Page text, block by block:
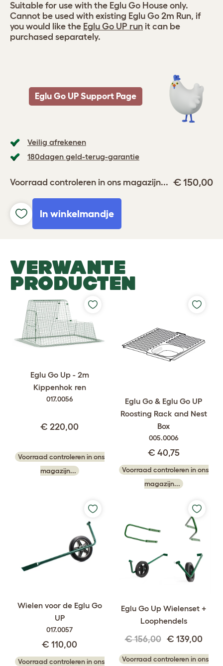
Veilig afrekenen
180dagen geld-terug-garantie
Voorraad controleren in ons magazijn... € 150,00
In winkelmandje
Suitable for use with the Eglu Go House only.
Cannot be used with existing Eglu Go 2m Run, if
you would like the Eglu Go UP run it can be
purchased separately.
Eglu Go UP Support Page
VERWANTE
PRODUCTEN
Eglu Go Up - 2m
Kippenhok ren
017.0056
€ 220,00
Voorraad controleren in ons
magazijn...
Eglu Go & Eglu Go UP
Roosting Rack and Nest
Box
005.0006
€ 40,75
Voorraad controleren in ons
magazijn...
Wielen voor de Eglu Go
UP
017.0057
€ 110,00
Voorraad controleren in ons
Eglu Go Up Wielenset +
Loophendels
€ 156,00 € 139,00
Voorraad controleren in ons